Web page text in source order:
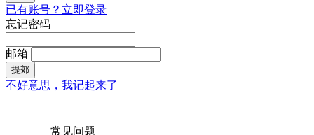
已有账号？立即登录
忘记密码
邮箱
提郊
不好意思，我记起来了
常见问题